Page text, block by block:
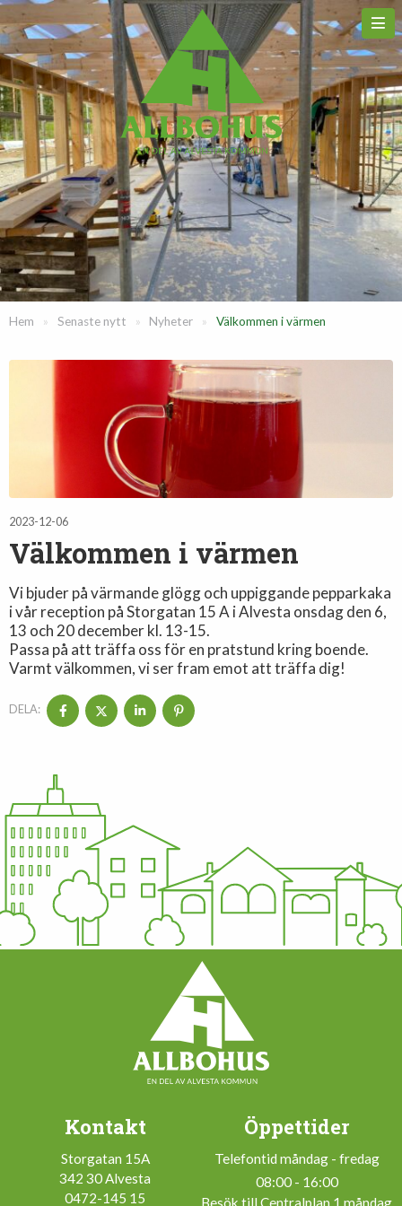
Hem » Senaste nytt » Nyheter » Välkommen i värmen
2023-12-06
Välkommen i värmen
Vi bjuder på värmande glögg och uppiggande pepparkaka
i vår reception på Storgatan 15 A i Alvesta onsdag den 6,
13 och 20 december kl. 13-15.
Passa på att träffa oss för en pratstund kring boende.
Varmt välkommen, vi ser fram emot att träffa dig!
DELA:
Kontakt
Storgatan 15A
342 30 Alvesta
0472-145 15
Öppettider
Telefontid måndag - fredag
08:00 - 16:00
Besök till Centralplan 1 måndag